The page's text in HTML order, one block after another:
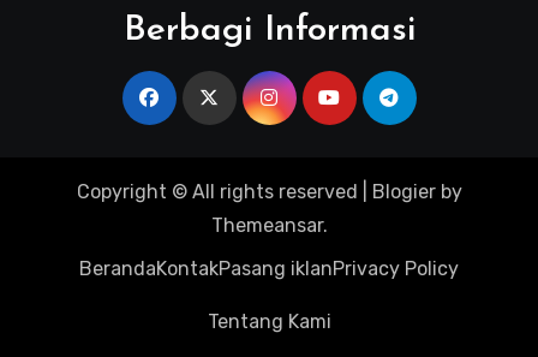
Berbagi Informasi
Copyright © All rights reserved Blogierby
Themeansar.
BerandaKontakPasang iklanPrivacy Policy
Tentang Kami